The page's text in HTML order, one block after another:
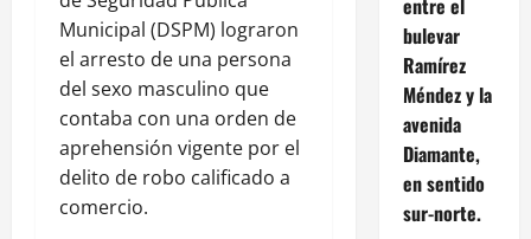
Municipal (DSPM) lograron
el arresto de una persona
del sexo masculino que
contaba con una orden de
aprehensión vigente por el
delito de robo calificado a
comercio.
entre el
bulevar
Ramírez
Méndez y la
avenida
Diamante,
en sentido
sur-norte.